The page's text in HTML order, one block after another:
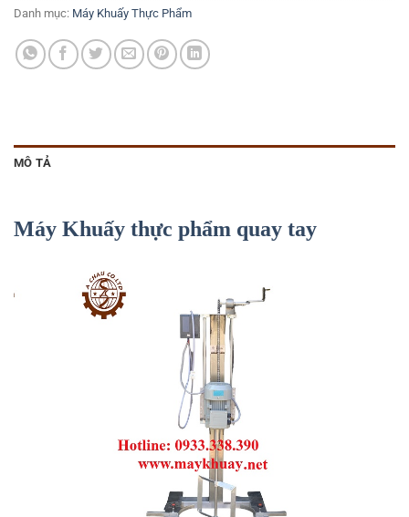
Danh mục: Máy Khuấy Thực Phẩm
MÔ TẢ
Máy Khuấy thực phẩm quay tay